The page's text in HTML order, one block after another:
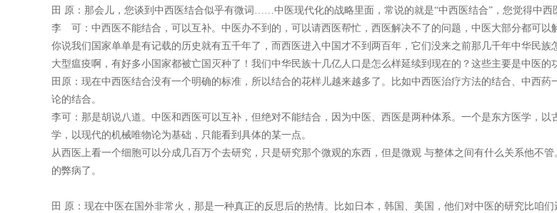
田 原：那会儿，您谈到中西医结合似乎有微词……中医现代化的战略里面，常说的就是“中西医结合”，您觉得中西
李 可：中西医不能结合，可以互补。中医办不到的，可以请西医帮忙，西医解决不了的问题，中医大部分都可以
你说我们国家单单是有记载的历史就有五千年了，而西医进入中国才不到两百年，它们没来之前那几千年中华民族
大型瘟疫啊，有好多小国家都被亡国灭种了！我们中华民族十几亿人口是怎么样延续到现在的？这些主要是中医的
田原：现在中西医结合没有一个明确的标准，所以结合的花样儿越来越多了。比如中西医治疗方法的结合、中西
论的结合。
李可：那是胡说八道。中医和西医可以互补，但绝对不能结合，因为中医、西医是两种体系。一个是东方医学，以
学，以现代的机械唯物论为基础，只能看到具体的某一点。
从西医上看一个细胞可以分成几百万个去研究，只是研究那个微观的东西，但是微观 与整体之间有什么关系他不
的弊病了。
田 原：现在中医在国外非常火，那是一种真正的反思后的热情。比如日本，韩国、美国，他们对中医的研究比咱们